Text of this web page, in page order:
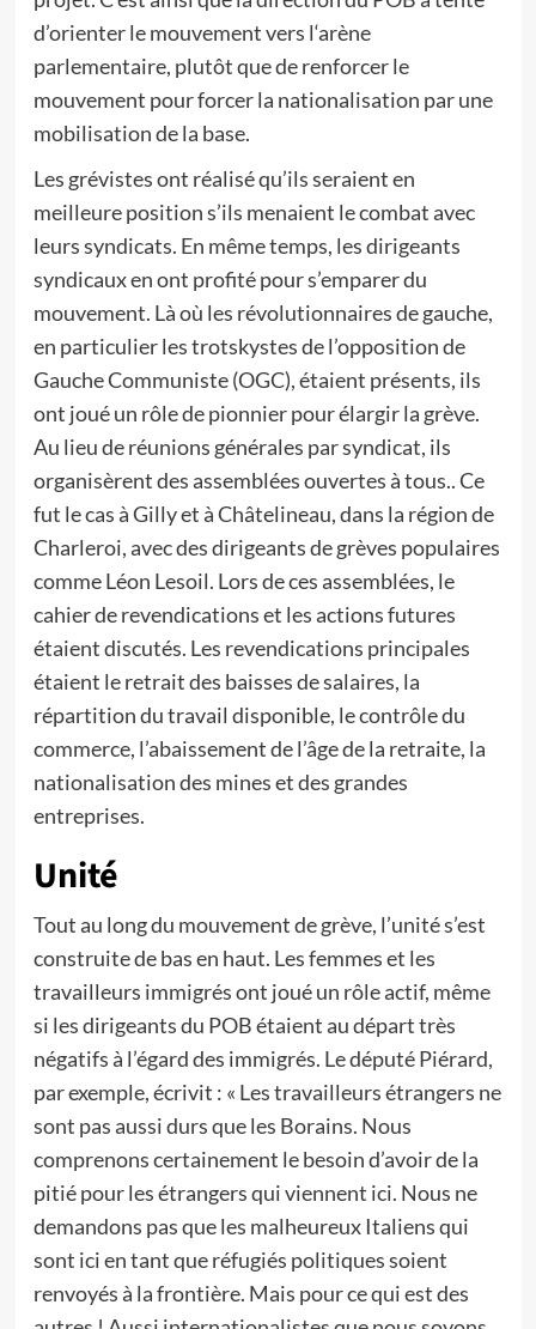
d’orienter le mouvement vers l‘arène
parlementaire, plutôt que de renforcer le
mouvement pour forcer la nationalisation par une
mobilisation de la base.
Les grévistes ont réalisé qu’ils seraient en
meilleure position s’ils menaient le combat avec
leurs syndicats. En même temps, les dirigeants
syndicaux en ont profité pour s’emparer du
mouvement. Là où les révolutionnaires de gauche,
en particulier les trotskystes de l’opposition de
Gauche Communiste (OGC), étaient présents, ils
ont joué un rôle de pionnier pour élargir la grève.
Au lieu de réunions générales par syndicat, ils
organisèrent des assemblées ouvertes à tous.. Ce
fut le cas à Gilly et à Châtelineau, dans la région de
Charleroi, avec des dirigeants de grèves populaires
comme Léon Lesoil. Lors de ces assemblées, le
cahier de revendications et les actions futures
étaient discutés. Les revendications principales
étaient le retrait des baisses de salaires, la
répartition du travail disponible, le contrôle du
commerce, l’abaissement de l’âge de la retraite, la
nationalisation des mines et des grandes
entreprises.
Unité
Tout au long du mouvement de grève, l’unité s’est
construite de bas en haut. Les femmes et les
travailleurs immigrés ont joué un rôle actif, même
si les dirigeants du POB étaient au départ très
négatifs à l’égard des immigrés. Le député Piérard,
par exemple, écrivit : « Les travailleurs étrangers ne
sont pas aussi durs que les Borains. Nous
comprenons certainement le besoin d’avoir de la
pitié pour les étrangers qui viennent ici. Nous ne
demandons pas que les malheureux Italiens qui
sont ici en tant que réfugiés politiques soient
renvoyés à la frontière. Mais pour ce qui est des